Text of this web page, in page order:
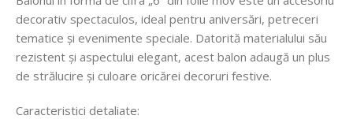
decorativ spectaculos, ideal pentru aniversări, petreceri
tematice și evenimente speciale. Datorită materialului său
rezistent și aspectului elegant, acest balon adaugă un plus
de strălucire și culoare oricărei decoruri festive.
Caracteristici detaliate: